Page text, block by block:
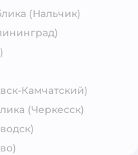
(Нальчик)
Камчатский)
(Черкесск)